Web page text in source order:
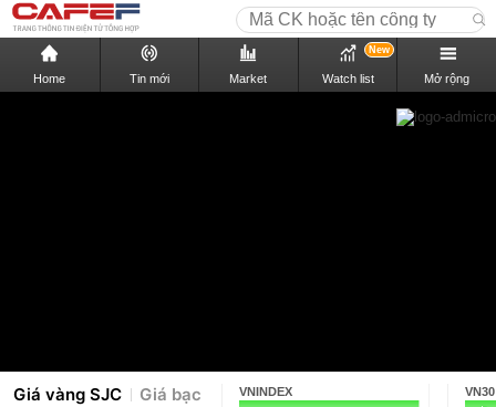
Home Tin mới Market Watch list
New
Mở rộng
Giá vàng SJC Giá bạc VNINDEX VN30